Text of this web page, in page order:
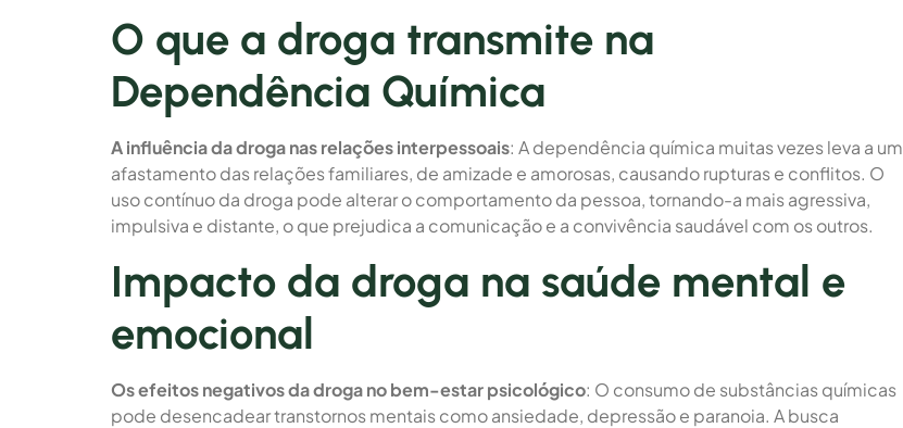
O que a droga transmite na
Dependência Química
A influência da droga nas relações interpessoais: A dependência química muitas vezes leva a um
afastamento das relações familiares, de amizade e amorosas, causando rupturas e conflitos. O
uso contínuo da droga pode alterar o comportamento da pessoa, tornando-a mais agressiva,
impulsiva e distante, o que prejudica a comunicação e a convivência saudável com os outros.
Impacto da droga na saúde mental e
emocional
Os efeitos negativos da droga no bem-estar psicológico: O consumo de substâncias químicas
pode desencadear transtornos mentais como ansiedade, depressão e paranoia. A busca